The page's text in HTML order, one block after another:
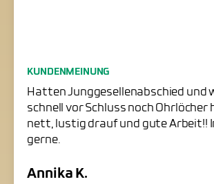
Junggesellenabschied
erfolgreich gerettet
KUNDENMEINUNG
Hatten Junggesellenabschied und
schnell vor Schluss noch Ohrlöcher
nett, lustig drauf und gute Arbeit!!
gerne.
Annika K.